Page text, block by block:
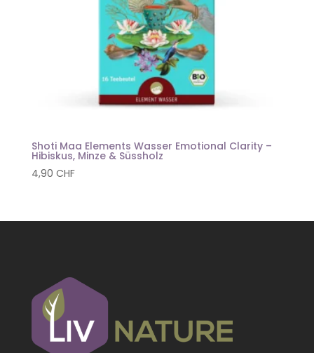
Shoti Maa Elements Wasser Emotional Clarity –
Hibiskus, Minze & Süssholz
4,90 CHF